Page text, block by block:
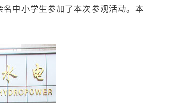
中小学生参加了本次参观活动。本